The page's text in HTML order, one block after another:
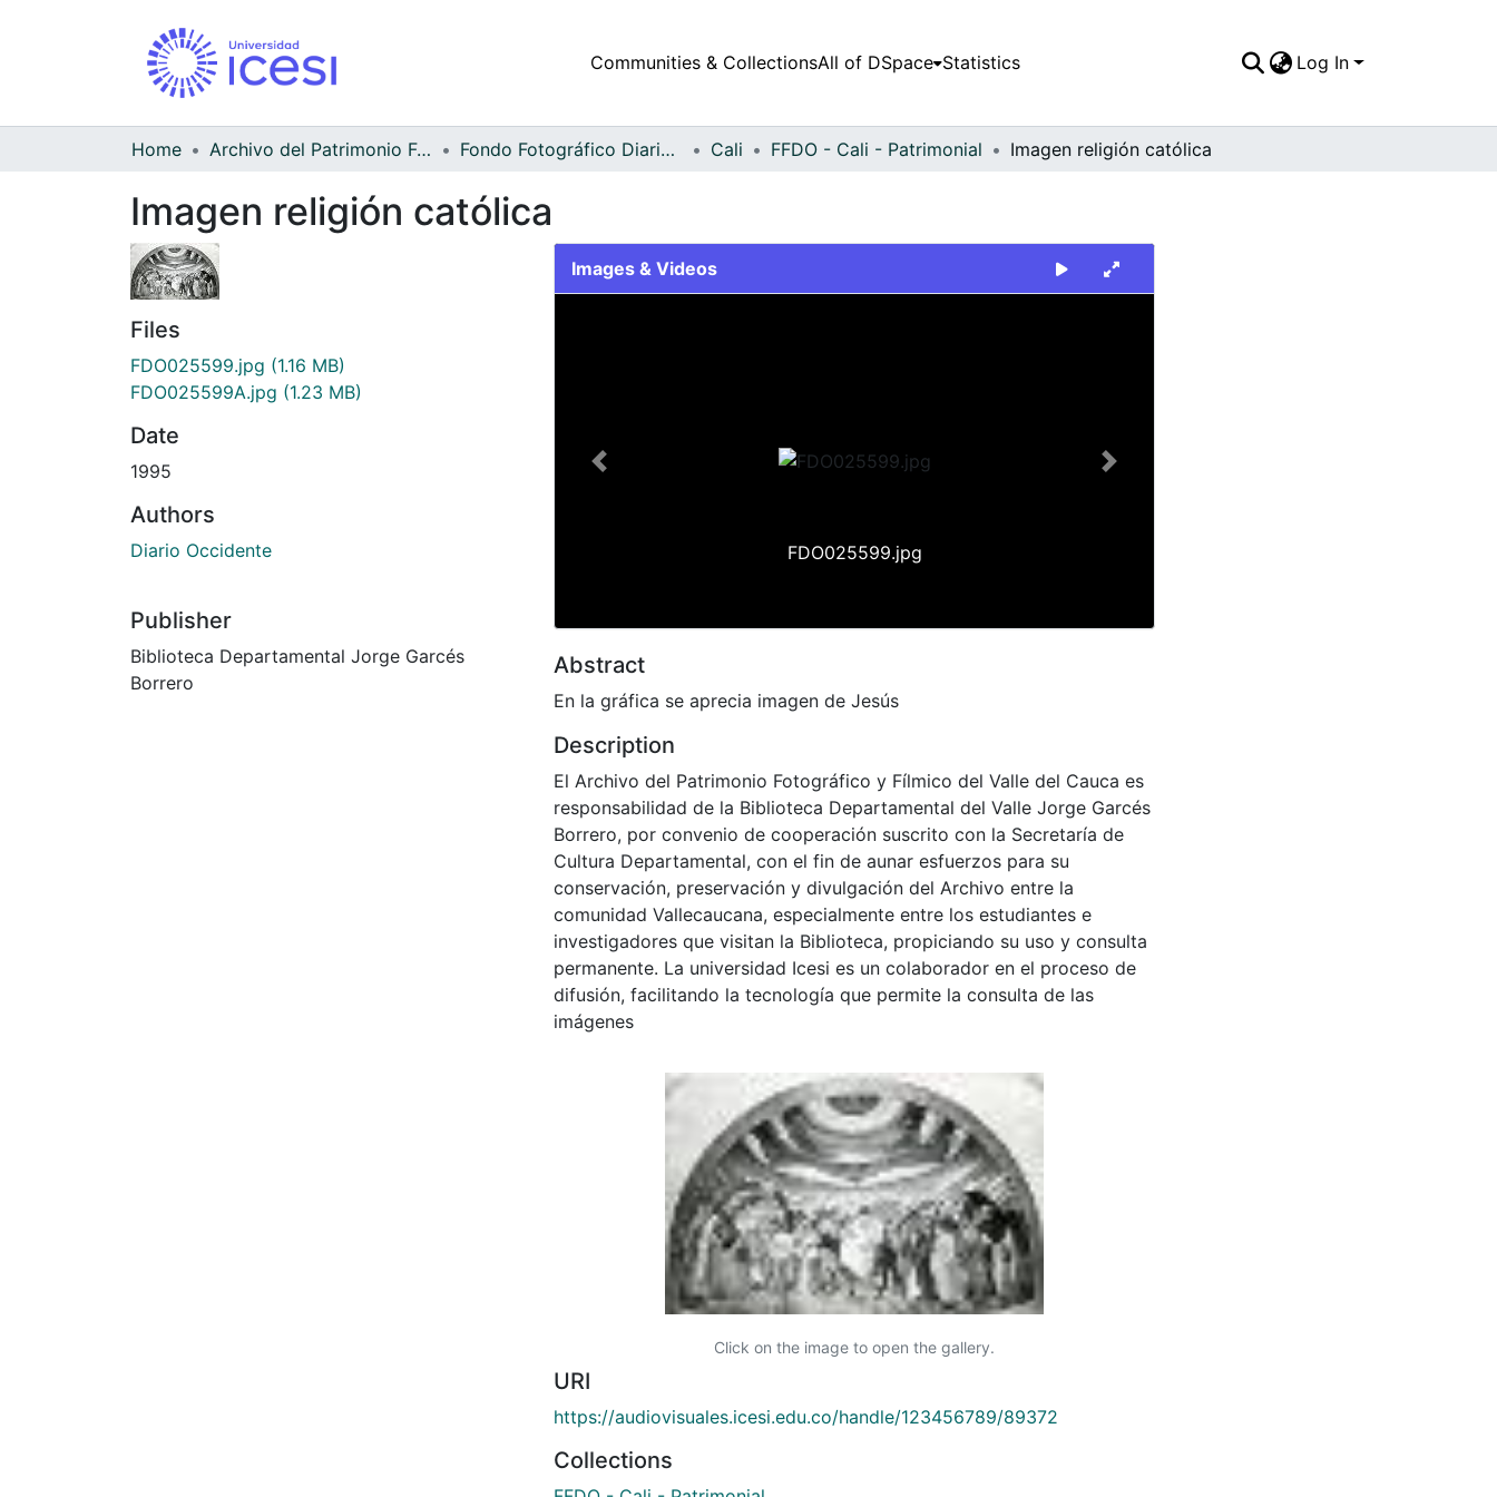
Communities & CollectionsAll of DSpace Statistics Log In
Home Archivo del Patrimonio Fotográfico y Fílmico del Valle del Cauca Fondo Fotográfico Diario Occidente Cali FFDO - Cali - Patrimonial Imagen religión católica
Imagen religión católica
Files
FDO025599.jpg (1.16 MB)
FDO025599A.jpg (1.23 MB)
Date
1995
Authors
Diario Occidente
Publisher
Biblioteca Departamental Jorge Garcés
Borrero
Images & Videos
FDO025599.jpg
Previous Next
Abstract
En la gráfica se aprecia imagen de Jesús
Description
El Archivo del Patrimonio Fotográfico y Fílmico del Valle del Cauca es
responsabilidad de la Biblioteca Departamental del Valle Jorge Garcés
Borrero, por convenio de cooperación suscrito con la Secretaría de
Cultura Departamental, con el fin de aunar esfuerzos para su
conservación, preservación y divulgación del Archivo entre la
comunidad Vallecaucana, especialmente entre los estudiantes e
investigadores que visitan la Biblioteca, propiciando su uso y consulta
permanente. La universidad Icesi es un colaborador en el proceso de
difusión, facilitando la tecnología que permite la consulta de las
imágenes
Click on the image to open the gallery.
URI
https://audiovisuales.icesi.edu.co/handle/123456789/89372
Collections